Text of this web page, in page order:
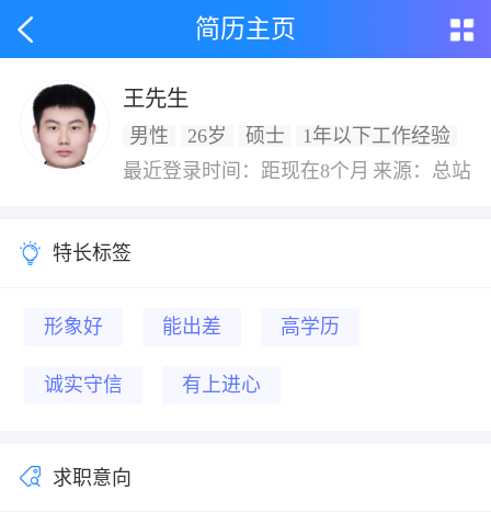
简历主页
王先生
男性 26岁 硕士
1年以下工作经验
最近登录时间：距现在8个月 来源：总站
特长标签
形象好 能出差 高学历
诚实守信 有上进心
求职意向